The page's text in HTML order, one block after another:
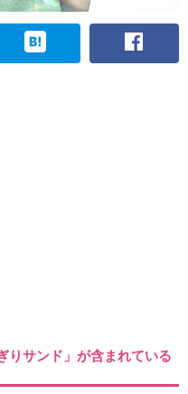
りサンド」が含まれている